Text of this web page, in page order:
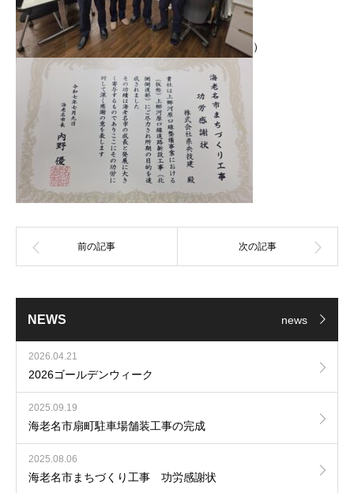
）
NEWS news
2026.04.21
2026ゴールデンウィーク
2025.09.19
海老名市扇町駐車場舗装工事の完成
2025.08.06
海老名市まちづくり工事 功労感謝状